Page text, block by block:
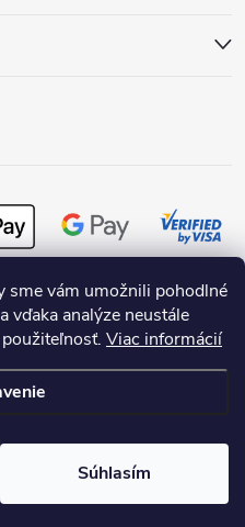
sme vám umožnili pohodlné
vďaka analýze neustále
Viac informácií
Súhlasím
. Všetky práva vyhradené.